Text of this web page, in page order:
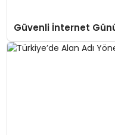
Güvenli İnternet